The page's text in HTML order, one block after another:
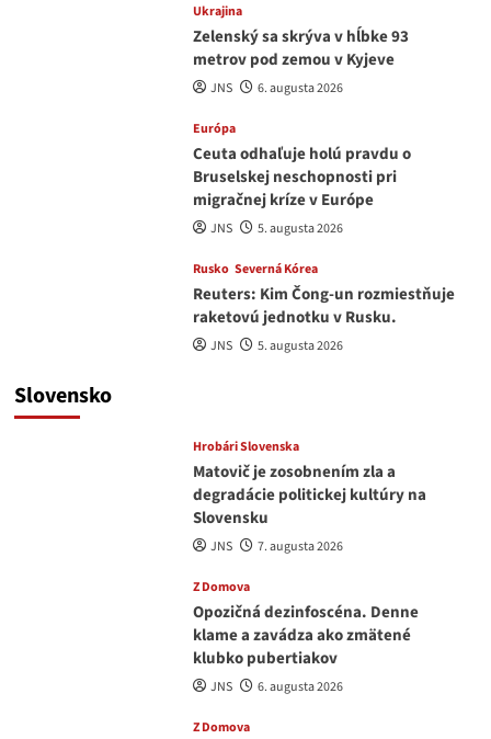
Ukrajina
Zelenský sa skrýva v hĺbke 93
metrov pod zemou v Kyjeve
JNS 6. augusta 2026
Európa
Ceuta odhaľuje holú pravdu o
Bruselskej neschopnosti pri
migračnej kríze v Európe
JNS 5. augusta 2026
Rusko Severná Kórea
Reuters: Kim Čong-un rozmiestňuje
raketovú jednotku v Rusku.
JNS 5. augusta 2026
Slovensko
Hrobári Slovenska
Matovič je zosobnením zla a
degradácie politickej kultúry na
Slovensku
JNS 7. augusta 2026
Z Domova
Opozičná dezinfoscéna. Denne
klame a zavádza ako zmätené
klubko pubertiakov
JNS 6. augusta 2026
Z Domova